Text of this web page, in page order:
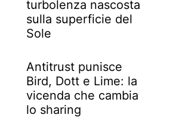
turbolenza nascosta
sulla superficie del
Sole
Antitrust punisce
Bird, Dott e Lime: la
vicenda che cambia
lo sharing